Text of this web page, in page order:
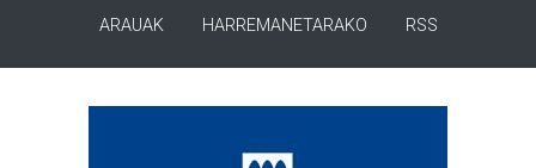
ARAUAK HARREMANETARAKO RSS